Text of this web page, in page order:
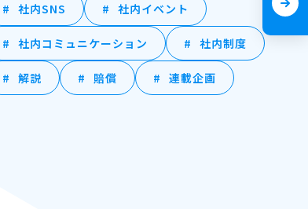
社内SNS 社内イベント
社内コミュニケーション 社内制度
解説 賠償 連載企画